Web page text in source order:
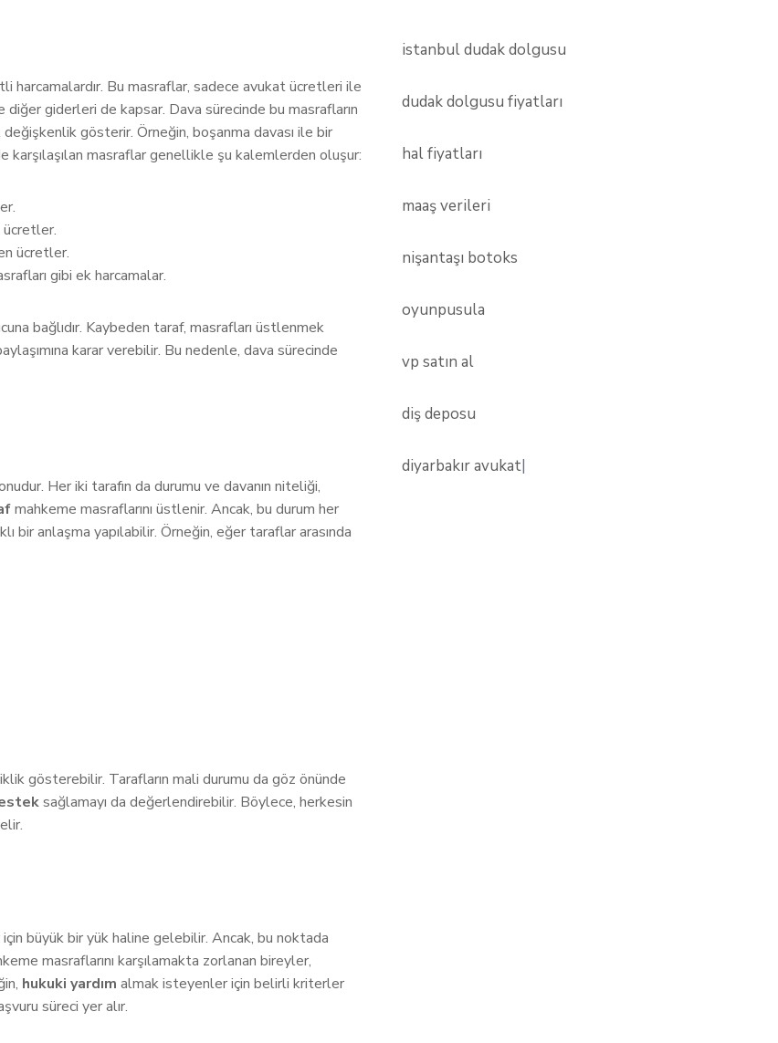
harcamalardır. Bu masraflar, sadece avukat ücretleri ile
diğer giderleri de kapsar. Dava sürecinde bu masrafların
değişkenlik gösterir. Örneğin, boşanma davası ile bir
karşılaşılan masraflar genellikle şu kalemlerden oluşur:
ücretler.
ücretler.
gibi ek harcamalar.
bağlıdır. Kaybeden taraf, masrafları üstlenmek
karar verebilir. Bu nedenle, dava sürecinde
Her iki tarafın da durumu ve davanın niteliği,
mahkeme masraflarını üstlenir. Ancak, bu durum her
bir anlaşma yapılabilir. Örneğin, eğer taraflar arasında
gösterebilir. Tarafların mali durumu da göz önünde
sağlamayı da değerlendirebilir. Böylece, herkesin
büyük bir yük haline gelebilir. Ancak, bu noktada
masraflarını karşılamakta zorlanan bireyler,
hukuki yardım almak isteyenler için belirli kriterler
süreci yer alır.
istanbul dudak dolgusu
dudak dolgusu fiyatları
hal fiyatları
maaş verileri
nişantaşı botoks
oyunpusula
vp satın al
diş deposu
diyarbakır avukat|